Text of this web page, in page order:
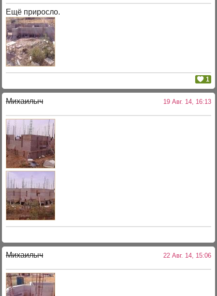
Ещё приросло.
1
Михаилыч 19 Авг. 14, 16:13
Михаилыч 22 Авг. 14, 15:06